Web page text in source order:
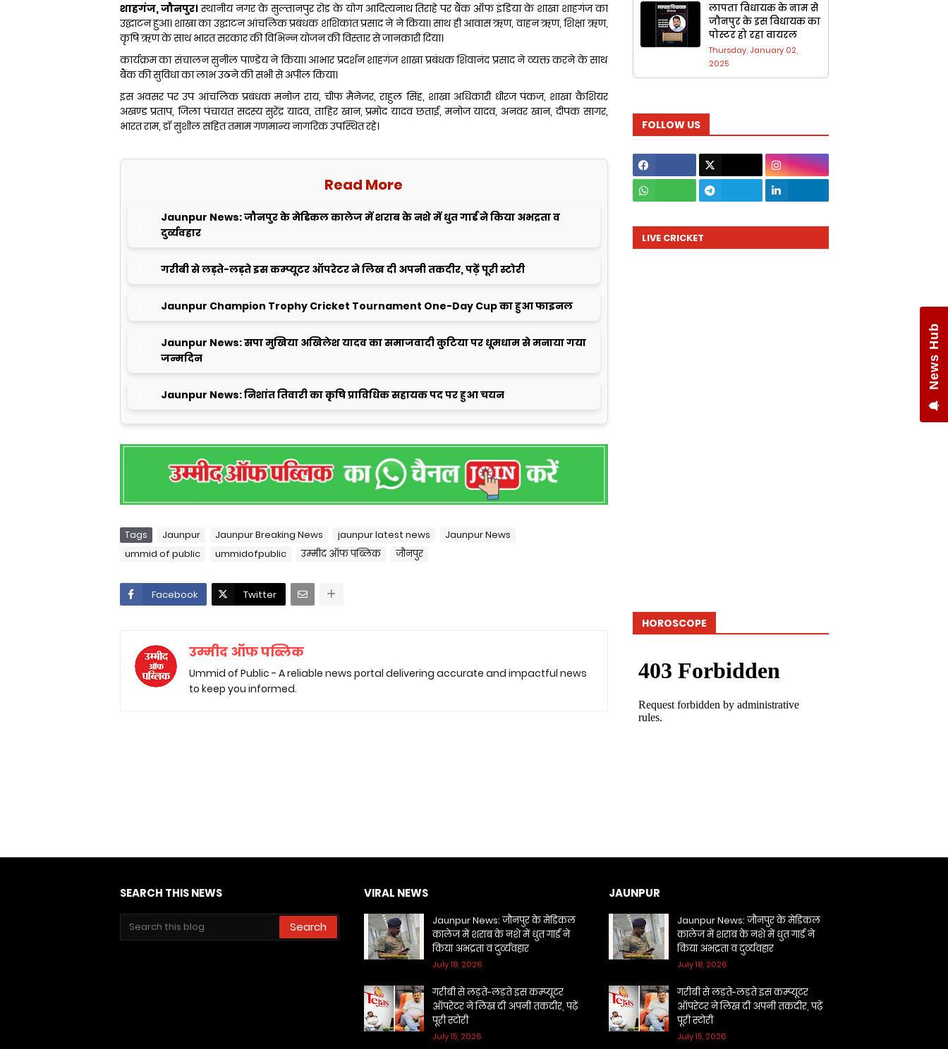
शाहगंज, जौनपुर।स्थानीय नगर के सुल्तानपुर रोड के योग आदित्यनाथ तिराहे पर बैंक ऑफ इंडिया के शाखा शाहगंज का
उद्घाटन हुआ। शाखा का उद्घाटन आंचलिक प्रबंधक शशिकांत प्रसाद ने ने किया। साथ ही आवास ऋण, वाहन ऋण, शिक्षा ऋण,
कृषि ऋण के साथ भारत सरकार की विभिन्न योजन की विस्तार से जानकारी दिया।
कार्यक्रम का संचालन सुनील पाण्डेय ने किया। आभार प्रदर्शन शाहगंज शाखा प्रबंधक शिवानंद प्रसाद ने व्यक्त करने के साथ
बैंक की सुविधा का लाभ उठने की सभी से अपील किया।
इस अवसर पर उप आंचलिक प्रबंधक मनोज राय, चीफ मैनेजर, राहुल सिंह, शाखा अधिकारी धीरज पंकज, शाखा कैशियर
अखण्ड प्रताप, जिला पंचायत सदस्य सुरेंद्र यादव, ताहिर खान, प्रमोद यादव छताई, मनोज यादव, अनवर खान, दीपक सागर,
भारत राम, डॉ सुशील सहित तमाम गणमान्य नागरिक उपस्थित रहे।
Read More
Jaunpur News: जौनपुर के मेडिकल कालेज में शराब के नशे में धुत गार्ड ने किया अभद्रता व
दुर्व्यवहार
गरीबी से लड़ते-लड़ते इस कम्प्यूटर ऑपरेटर ने लिख दी अपनी तकदीर, पढ़ें पूरी स्टोरी
Jaunpur Champion Trophy Cricket Tournament One-Day Cup का हुआ फाइनल
Jaunpur News: सपा मुखिया अखिलेश यादव का समाजवादी कुटिया पर धूमधाम से मनाया गया
जन्मदिन
Jaunpur News: निशांत तिवारी का कृषि प्राविधिक सहायक पद पर हुआ चयन
Tags Jaunpur Jaunpur Breaking News jaunpur latest news
Jaunpur News
ummid of public
ummidofpublic उम्मीद ऑफ पब्लिक जौनपुर
Facebook Twitter
उम्मीद ऑफ पब्लिक
Ummid of Public - A reliable news portal delivering accurate and impactful news
to keep you informed.
लापता विधायक के नाम से
जौनपुर के ​इस वि​धायक का
पोस्टर हो रहा वायरल
Thursday, January 02,
2025
FOLLOW US
LIVE CRICKET
HOROSCOPE
SEARCH THIS NEWS VIRAL NEWS
Jaunpur News: जौनपुर के मेडिकल
कालेज में शराब के नशे में धुत गार्ड ने
किया अभद्रता व दुर्व्यवहार
July 18, 2026
गरीबी से लड़ते-लड़ते इस कम्प्यूटर
ऑपरेटर ने लिख दी अपनी तकदीर, पढ़ें
पूरी स्टोरी
July 15, 2026
JAUNPUR
Jaunpur News: जौनपुर के मेडिकल
कालेज में शराब के नशे में धुत गार्ड ने
किया अभद्रता व दुर्व्यवहार
July 18, 2026
गरीबी से लड़ते-लड़ते इस कम्प्यूटर
ऑपरेटर ने लिख दी अपनी तकदीर, पढ़ें
पूरी स्टोरी
July 15, 2026
News Hub